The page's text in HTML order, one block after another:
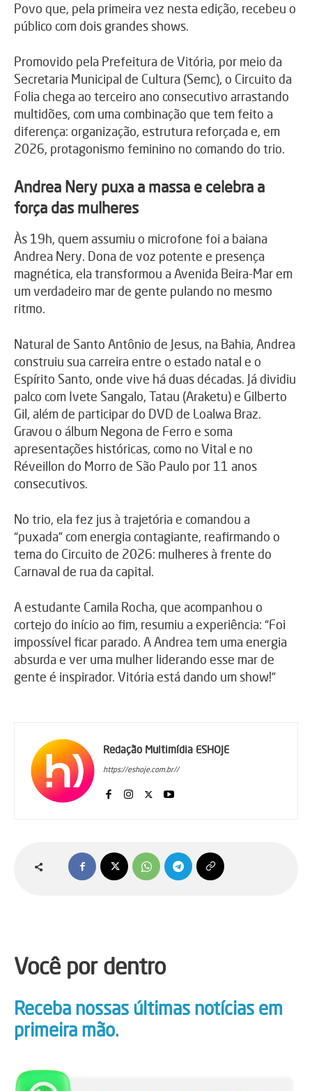
Povo que, pela primeira vez nesta edição, recebeu o
público com dois grandes shows.
Promovido pela Prefeitura de Vitória, por meio da
Secretaria Municipal de Cultura (Semc), o Circuito da
Folia chega ao terceiro ano consecutivo arrastando
multidões, com uma combinação que tem feito a
diferença: organização, estrutura reforçada e, em
2026, protagonismo feminino no comando do trio.
Andrea Nery puxa a massa e celebra a
força das mulheres
Às 19h, quem assumiu o microfone foi a baiana
Andrea Nery. Dona de voz potente e presença
magnética, ela transformou a Avenida Beira-Mar em
um verdadeiro mar de gente pulando no mesmo
ritmo.
Natural de Santo Antônio de Jesus, na Bahia, Andrea
construiu sua carreira entre o estado natal e o
Espírito Santo, onde vive há duas décadas. Já dividiu
palco com Ivete Sangalo, Tatau (Araketu) e Gilberto
Gil, além de participar do DVD de Loalwa Braz.
Gravou o álbum Negona de Ferro e soma
apresentações históricas, como no Vital e no
Réveillon do Morro de São Paulo por 11 anos
consecutivos.
No trio, ela fez jus à trajetória e comandou a
“puxada” com energia contagiante, reafirmando o
tema do Circuito de 2026: mulheres à frente do
Carnaval de rua da capital.
A estudante Camila Rocha, que acompanhou o
cortejo do início ao fim, resumiu a experiência: “Foi
impossível ficar parado. A Andrea tem uma energia
absurda e ver uma mulher liderando esse mar de
gente é inspirador. Vitória está dando um show!”
Redação Multimídia ESHOJE
https://eshoje.com.br//
Você por dentro
Receba nossas últimas notícias em
primeira mão.